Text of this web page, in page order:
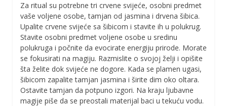
Za ritual su potrebne tri crvene svijeće, osobni predmet
vaše voljene osobe, tamjan od jasmina i drvena šibica.
Upalite crvene svijeće sa šibicom i stavite ih u polukrug.
Stavite osobni predmet voljene osobe u sredinu
polukruga i počnite da evocirate energiju prirode. Morate
se fokusirati na magiju. Razmislite o svojoj želji i opišite
šta želite dok svijeće ne dogore. Kada se plamen ugasi,
šibicom zapalite tamjan jasmina i širite dim oko oltara.
Ostavite tamjan da potpuno izgori. Na kraju ljubavne
magije piše da se preostali materijal baci u tekuću vodu.